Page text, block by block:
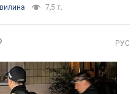
7,5 т.
РУС